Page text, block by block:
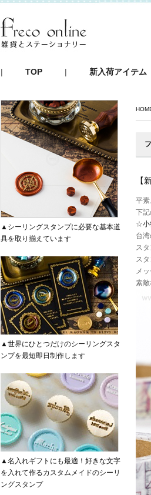
TOP 新入荷アイテム
【
平
下
☆
台
ス
ス
メ
素
▲シーリングスタンプに必要な基本道
具を取り揃えています
▲世界にひとつだけのシーリングスタ
ンプを最短即日制作します
▲名入れギフトにも最適！好きな文字
を入れて作るカスタムメイドのシーリ
ングスタンプ